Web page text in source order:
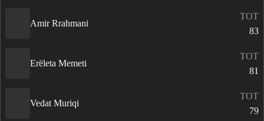
Amir Rrahmani
TOT
83
Erëleta Memeti
TOT
81
Vedat Muriqi
TOT
79